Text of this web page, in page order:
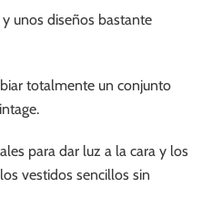
unos diseños bastante
totalmente un conjunto
para dar luz a la cara y los
vestidos sencillos sin